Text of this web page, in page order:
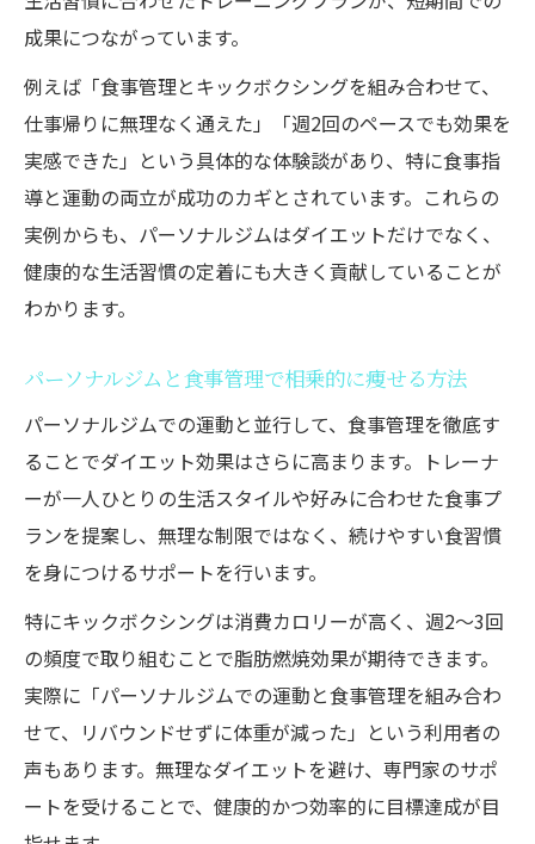
安心感
楽しく続くダイエット法を見つける秘訣
パーソナルジムで楽しく続けるダイエット
習慣の作り方
ダイエットが続かない人におすすめする行
動の工夫
パーソナルジムとキックボクシングの併用
で得られる効果
ト法の選び方
墨田区で見つける自分に合ったダイエット
法のヒント
成果につながっています。
例えば「食事管理とキックボクシングを組み合わせて、
仕事帰りに無理なく通えた」「週2回のペースでも効果を
実感できた」という具体的な体験談があり、特に食事指
導と運動の両立が成功のカギとされています。これらの
実例からも、パーソナルジムはダイエットだけでなく、
健康的な生活習慣の定着にも大きく貢献していることが
わかります。
パーソナルジムと食事管理で相乗的に痩せる方法
パーソナルジムでの運動と並行して、食事管理を徹底す
ることでダイエット効果はさらに高まります。トレーナ
ーが一人ひとりの生活スタイルや好みに合わせた食事プ
ランを提案し、無理な制限ではなく、続けやすい食習慣
を身につけるサポートを行います。
特にキックボクシングは消費カロリーが高く、週2〜3回
の頻度で取り組むことで脂肪燃焼効果が期待できます。
実際に「パーソナルジムでの運動と食事管理を組み合わ
せて、リバウンドせずに体重が減った」という利用者の
声もあります。無理なダイエットを避け、専門家のサポ
ートを受けることで、健康的かつ効率的に目標達成が目